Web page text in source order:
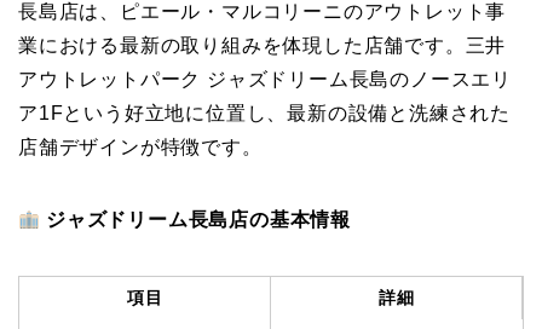
長島店は、ピエール・マルコリーニのアウトレット事
業における最新の取り組みを体現した店舗です。三井
アウトレットパーク ジャズドリーム長島のノースエリ
ア1Fという好立地に位置し、最新の設備と洗練された
店舗デザインが特徴です。
ジャズドリーム長島店の基本情報
項目 詳細